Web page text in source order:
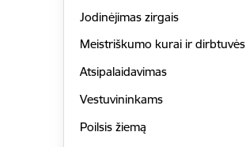
Jodinėjimas zirgais
Meistriškumo kurai ir dirbtuvės
Atsipalaidavimas
Vestuvininkams
Poilsis žiemą